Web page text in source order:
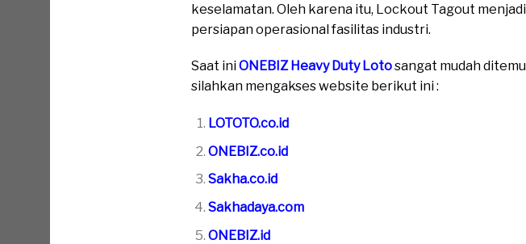
keselamatan. Oleh karena itu, Lockout Tagout
persiapan operasional fasilitas industri.
Saat iniONEBIZ Heavy Duty Lotosangat mudah
silahkan mengakses website berikut ini :
LOTOTO.co.id
ONEBIZ.co.id
Sakha.co.id
Sakhadaya.com
ONEBIZ.id